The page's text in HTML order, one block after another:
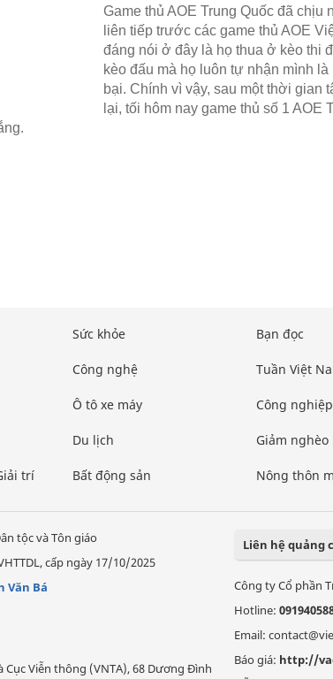
Game thủ AOE Trung Quốc đã chịu
liên tiếp trước các game thủ AOE
đáng nói ở đây là họ thua ở kèo thi
kèo đấu mà họ luôn tự nhận mình là
bại. Chính vì vậy, sau một thời gian
lại, tối hôm nay game thủ số 1 AOE
trí
Sức khỏe
Công nghệ
Ô tô xe máy
Du lịch
Bất động sản
Bạn đọc
Tuần Việt
Công
Giảm
Nông thôn
tộc và Tôn giáo
cấp ngày 17/10/2025
Văn Bá
Cục Viễn thông (VNTA), 68 Dương Đình
Liên hệ quảng
Công ty Cổ phần
Hotline:
Email:
Báo giá: http://